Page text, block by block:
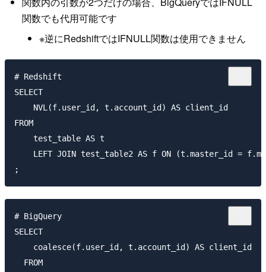
関数でも代用可能です
※逆にRedshiftではIFNULL関数は使用できません
# Redshift
SELECT
    NVL(f.user_id, t.account_id) AS client_id
FROM
    test_table AS t
LEFT JOIN test_table2 AS f ON (t.master_id =
# BigQuery
SELECT
    coalesce(f.user_id, t.account_id) AS client_id
  FROM